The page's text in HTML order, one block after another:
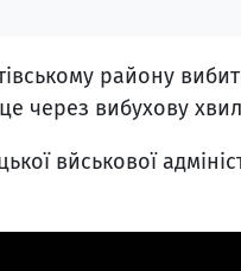
району
через вибухову
вйськової